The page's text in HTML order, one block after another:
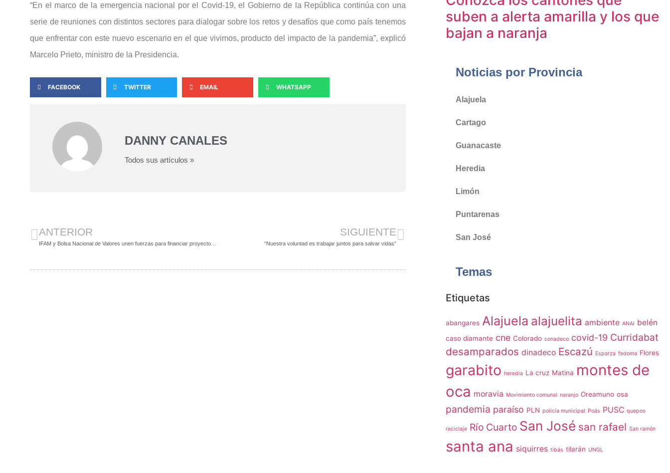
“En el marco de la emergencia nacional por el Covid-19, el Gobierno de la República continúa con una
serie de reuniones con distintos sectores para dialogar sobre los retos y desafíos que como país tenemos
que enfrentar con este nuevo escenario en el que vivimos, producto del impacto de la pandemia”, explicó
Marcelo Prieto, ministro de la Presidencia.
FACEBOOK TWITTER EMAIL WHATSAPP
DANNY CANALES
Todos sus artículos »
ANTERIOR SIGUIENTE
“Nuestra voluntad es trabajar juntos para salvar vidas”
suben a alerta amarilla y los que
bajan a naranja
Noticias por Provincia
Alajuela
Cartago
Guanacaste
Heredia
Limón
Puntarenas
San José
Temas
Etiquetas
abangares Alajuela alajuelita ambiente ANAI belén
caso diamante cne Colorado conadeco covid-19 Curridabat
desamparados dinadeco Escazú Esparza fedoma Flores
garabito heredia La cruz Matina montes de
oca moravia Movimiento comunal naranjo Oreamuno osa
pandemia paraíso PLN policía municipal Poás PUSC quepos
reciclaje Río Cuarto San José san rafael San ramón
santa ana siquirres tibás tilarán UNGL